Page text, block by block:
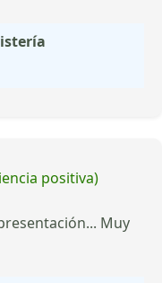
positiva)
Muy